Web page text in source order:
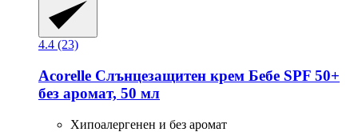
4.4 (23)
Acorelle Слънцезащитен крем Бебе SPF 50+
без аромат, 50 мл
Хипоалергенен и без аромат